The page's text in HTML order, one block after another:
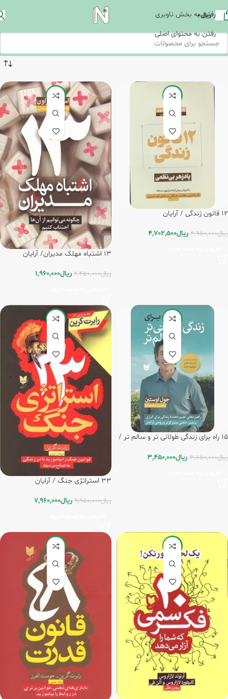
رفتن به بخش ناوبری
رفتن به محتوای اصلی
ریال0
-5%
12 قانون زندگی / آرایان
ریال4,950,000 ریال4,702,500
-20%
13 اشتباه مهلک مدیران/ آرایان
ریال2,450,000 ریال1,960,000
-8%
15 راه برای زندگی طولانی تر و سالم تر /
ریال3,750,000 ریال3,450,000
-20%
33 استراتژی جنگ / آرایان
ریال9,950,000 ریال7,960,000
-20%
-15%